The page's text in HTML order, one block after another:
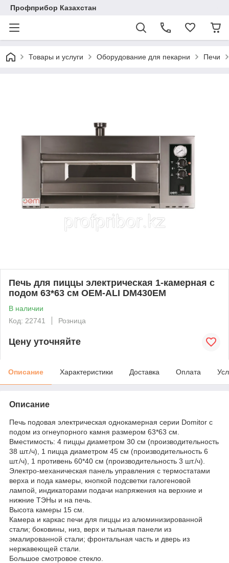
Профприбор Казахстан
Товары и услуги Оборудование для пекарни Печи
Печь для пиццы электрическая 1-камерная с
подом 63*63 см OEM-ALI DM430EM
В наличии
Код: 22741
Розница
Цену уточняйте
Описание Характеристики Доставка Оплата
Описание
Печь подовая электрическая однокамерная серии Domitor с
подом из огнеупорного камня размером 63*63 см.
Вместимость: 4 пиццы диаметром 30 см (производительность
38 шт./ч), 1 пицца диаметром 45 см (производительность 6
шт./ч), 1 противень 60*40 см (производительность 3 шт./ч).
Электро-механическая панель управления с термостатами
верха и пода камеры, кнопкой подсветки галогеновой
лампой, индикаторами подачи напряжения на верхние и
нижние ТЭНы и на печь.
Высота камеры 15 см.
Камера и каркас печи для пиццы из алюминизированной
стали; боковины, низ, верх и тыльная панели из
эмалированной стали; фронтальная часть и дверь из
нержавеющей стали.
Большое смотровое стекло.